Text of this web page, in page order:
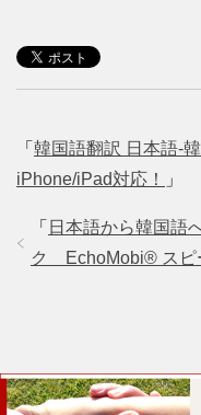
「 韓国語翻訳 日本語-
iPhone/iPad対応！
」
「 日本語から韓国
ク EchoMobi® スピ